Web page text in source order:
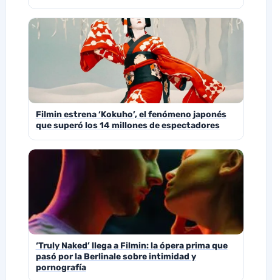
Filmin estrena ‘Kokuho’, el fenómeno japonés
que superó los 14 millones de espectadores
‘Truly Naked’ llega a Filmin: la ópera prima que
pasó por la Berlinale sobre intimidad y
pornografía